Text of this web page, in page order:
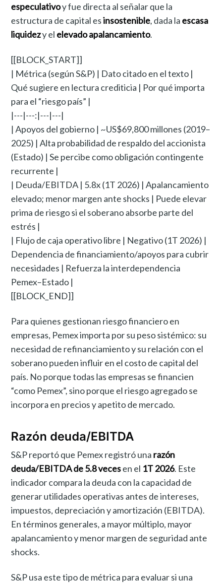
especulativoy fue directa al señalar que la
estructura de capital esinsostenible, dada la escasa
liquidezy el elevado apalancamiento.
[[BLOCK_START]]
| Métrica (según S&P) | Dato citado en el texto |
Qué sugiere en lectura crediticia | Por qué importa
para el “riesgo país” |
|---|---:|---|---|
| Apoyos del gobierno | ~US$69,800 millones (2019–
2025) | Alta probabilidad de respaldo del accionista
(Estado) | Se percibe como obligación contingente
recurrente |
| Deuda/EBITDA | 5.8x (1T 2026) | Apalancamiento
elevado; menor margen ante shocks | Puede elevar
prima de riesgo si el soberano absorbe parte del
estrés |
| Flujo de caja operativo libre | Negativo (1T 2026) |
Dependencia de financiamiento/apoyos para cubrir
necesidades | Refuerza la interdependencia
Pemex–Estado |
[[BLOCK_END]]
Para quienes gestionan riesgo financiero en
empresas, Pemex importa por su peso sistémico: su
necesidad de refinanciamiento y su relación con el
soberano pueden influir en el costo de capital del
país. No porque todas las empresas se financien
“como Pemex”, sino porque el riesgo agregado se
incorpora en precios y apetito de mercado.
Razón deuda/EBITDA
S&P reportó que Pemex registró una razón
deuda/EBITDA de 5.8 vecesen el 1T 2026. Este
indicador compara la deuda con la capacidad de
generar utilidades operativas antes de intereses,
impuestos, depreciación y amortización (EBITDA).
En términos generales, a mayor múltiplo, mayor
apalancamiento y menor margen de seguridad ante
shocks.
S&P usa este tipo de métrica para evaluar si una